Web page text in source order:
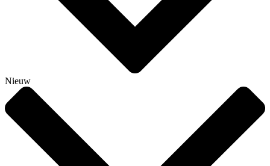
Nieuw